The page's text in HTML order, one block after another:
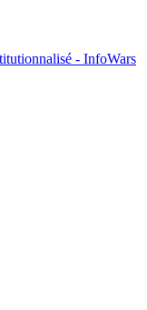
- InfoWars